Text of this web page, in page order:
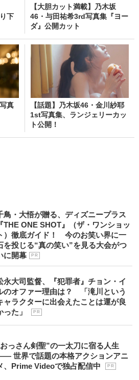
下
【大胆カット満載】乃木坂
46・与田祐希3rd写真集『ヨー
ダ』公開カット
真
【話題】乃木坂46・金川紗耶
1st写真集、ランジェリーカッ
ト公開！
鳥・大悟が贈る、ディズニープラス
『THE ONE SHOT』（ザ・ワンショッ
）徹底ガイド！ 今のお笑い界に一
を投じる“真の笑い”を見る大会がつ
に開幕
P R
永大司監督、『犯罪者』チョン・イ
のオファー理由は？ 「滝川という
ャラクターに出会えたことは運が良
った」
P R
っさん剣聖”の一太刀に宿る人生
世界で話題の本格アクションアニ
、Prime Videoで独占配信中
P R